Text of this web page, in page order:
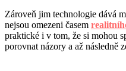
Zároveň jim technologie dává
nejsou omezeni časem
praktické i v tom, že si mohou
porovnat názory a až následně